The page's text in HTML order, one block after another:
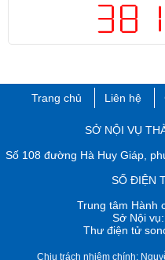
Trang chủ Liên hệ
​SỞ NỘI VỤ
Số 108 đường Hà Huy Giáp,
SỐ ĐIỆN
Trung tâm Hành
Sở Nội
Thư điện tử
Chịu trách nhiệm chính: